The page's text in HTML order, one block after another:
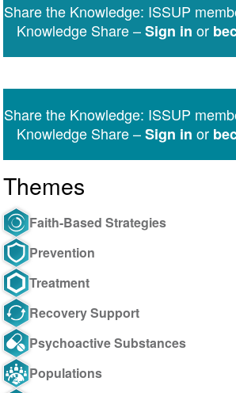
Messenger
Share the Knowledge: ISSUP
Knowledge Share –Sign in or
Share the Knowledge: ISSUP
Knowledge Share –Sign in or
Themes
Faith-Based Strategies
Prevention
Treatment
Recovery Support
Psychoactive Substances
Populations